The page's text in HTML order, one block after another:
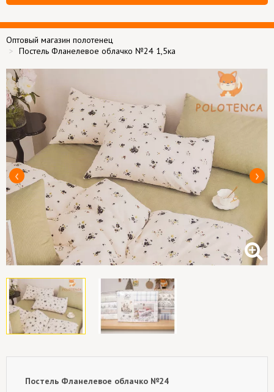
Оптовый магазин полотенец
Постель Фланелевое облачко №24 1,5ка
Постель Фланелевое облачко №24